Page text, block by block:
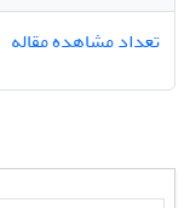
تعداد مشاهده مقاله